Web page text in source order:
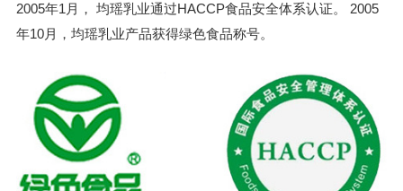
2005年1月， 均瑶乳业通过HACCP食品安全体系认证。 2005
年10月，均瑶乳业产品获得绿色食品称号。